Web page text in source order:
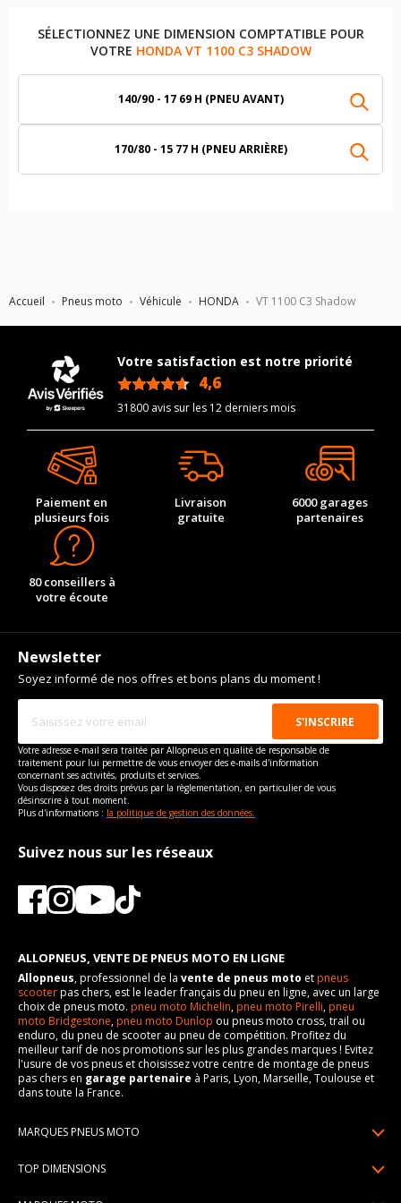
Accueil Pneus moto Véhicule HONDA VT 1100 C3 Shadow
SÉLECTIONNEZ UNE DIMENSION COMPTATIBLE POUR
VOTRE HONDA VT 1100 C3 SHADOW
140/90 - 17 69 H (PNEU AVANT)
170/80 - 15 77 H (PNEU ARRIÈRE)
Votre satisfaction est notre priorité
4,6
31800 avis sur les 12 derniers mois
Paiement en
plusieurs fois
Livraison
gratuite
6000 garages
partenaires
80 conseillers à
votre écoute
Newsletter
Soyez informé de nos offres et bons plans du moment !
Votre adresse e-mail sera traitée par Allopneus en qualité de responsable de
traitement pour lui permettre de vous envoyer des e-mails d'information
concernant ses activités, produits et services.
Vous disposez des droits prévus par la règlementation, en particulier de vous
désinscrire à tout moment.
Plus d'informations : la politique de gestion des données.
Suivez nous sur les réseaux
ALLOPNEUS, VENTE DE PNEUS MOTO EN LIGNE
Allopneus, professionnel de la vente de pneus moto etpneus
scooterpas chers, est le leader français du pneu en ligne, avec un large
choix de pneus moto. pneu moto Michelin,pneu moto Pirelli,pneu
moto Bridgestone,pneu moto Dunlop ou pneus moto cross, trail ou
enduro, du pneu de scooter au pneu de compétition. Profitez du
meilleur tarif de nos promotions sur les plus grandes marques ! Evitez
l'usure de vos pneus et choisissez votre centre de montage de pneus
pas chers en garage partenaire à Paris, Lyon, Marseille, Toulouse et
dans toute la France.
MARQUES PNEUS MOTO
TOP DIMENSIONS